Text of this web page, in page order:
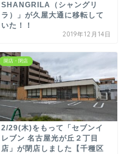
SHANGRILA（シャングリ
ラ）」が久屋大通に移転して
いた！！
2019年12月14日
開店・閉店
2/29(木)をもって「セブンイ
レブン 名古屋光が丘２丁目
店」が閉店しました【千種区